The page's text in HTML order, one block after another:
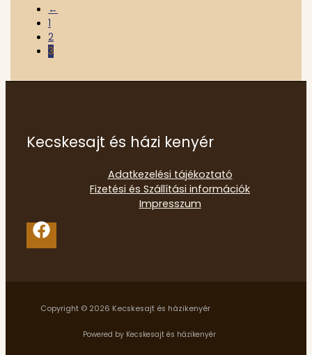
←
1
2
3
Kecskesajt és házi kenyér
Adatkezelési tájékoztató
Fizetési és Szállítási információk
Impresszum
Copyright © 2026 Kecskesajt és házikenyér
Powered by Kecskesajt és házikenyér